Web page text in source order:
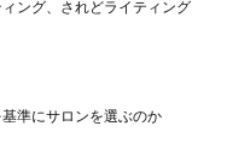
ング、されどライティング
準にサロンを選ぶのか